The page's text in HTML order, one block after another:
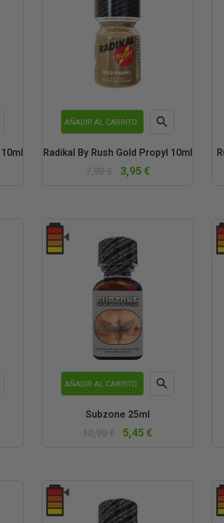
AÑADIR AL CARRITO 
Radikal By Rush Gold Propyl 10ml
3,95 €
AÑADIR AL CARRITO 
rápida
Subzone 25ml
5,45 €